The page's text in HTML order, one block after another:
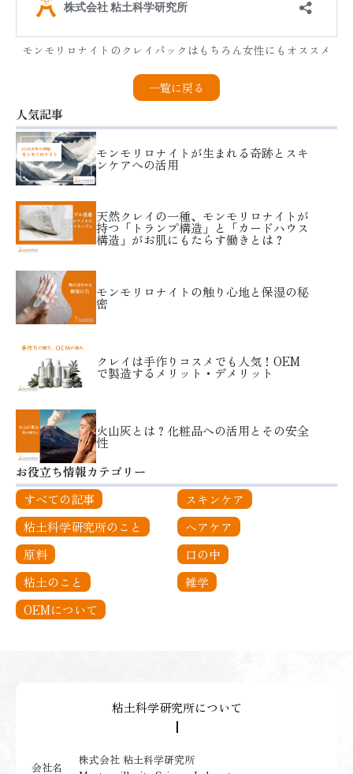
モンモリロナイトのクレイパックはもちろん女性にもオススメ
一覧に戻る
人気記事
モンモリロナイトが生まれる奇跡とスキ
ンケアへの活用
天然クレイの一種、モンモリロナイトが
持つ「トランプ構造」と「カードハウス
構造」がお肌にもたらす働きとは？
モンモリロナイトの触り心地と保湿の秘
密
クレイは手作りコスメでも人気！OEM
で製造するメリット・デメリット
火山灰とは？化粧品への活用とその安全
性
お役立ち情報カテゴリー
すべての記事
スキンケア
粘土科学研究所のこと
ヘアケア
原料
口の中
粘土のこと
雑学
OEMについて
粘土科学研究所について
┃
会社名
株式会社 粘土科学研究所